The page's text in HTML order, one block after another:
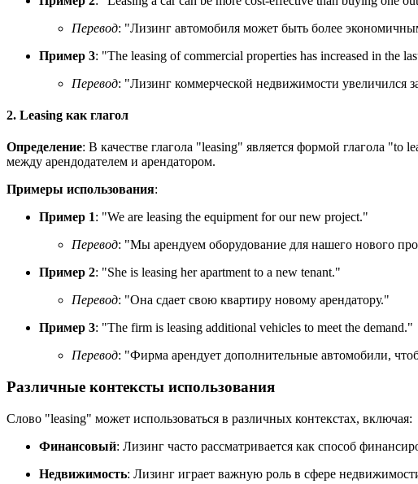
Перевод: "Лизинг автомобиля может быть более
Пример 3: "The leasing of commercial properties has increased in the
Перевод: "Лизинг коммерческой недвижимости увеличился
2. Leasing как глагол
Определение: В качестве глагола "leasing" является формой глагола "to
между арендодателем и арендатором.
Примеры использования:
Пример 1: "We are leasing the equipment for our new project."
Перевод: "Мы арендуем оборудование для нашего нового
Пример 2: "She is leasing her apartment to a new tenant."
Перевод: "Она сдает свою квартиру новому арендатору."
Пример 3: "The firm is leasing additional vehicles to meet the demand."
Перевод: "Фирма арендует дополнительные автомобили,
Различные контексты использования
Слово "leasing" может использоваться в различных контекстах, включая:
Финансовый: Лизинг часто рассматривается как способ
Недвижимость: Лизинг играет важную роль в сфере